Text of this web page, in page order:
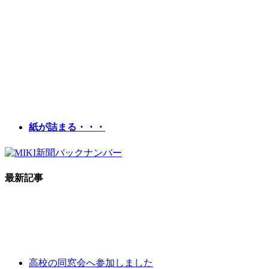
紙が詰まる・・・
最新記事
高校の同窓会へ参加しました